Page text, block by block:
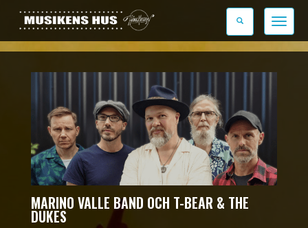
Toggle
MARINO VALLE BAND OCH T-BEAR & THE
DUKES